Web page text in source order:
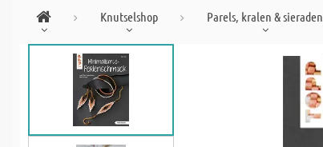
Knutselshop Parels, kralen & sieraden